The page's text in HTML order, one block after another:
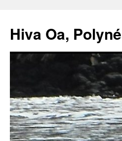
Hiva Oa,